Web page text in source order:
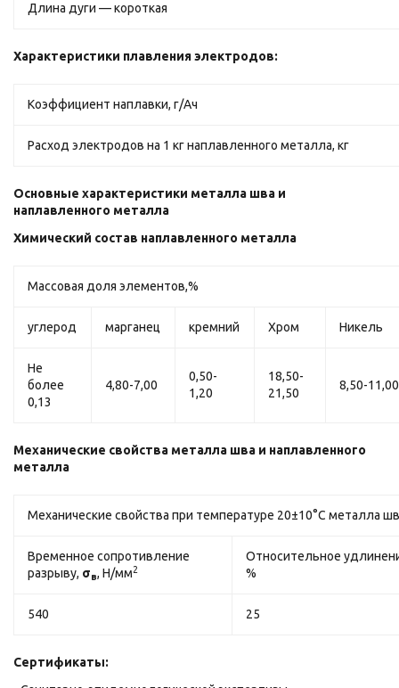
Длина дуги — короткая
Характеристики плавления электродов:
Коэффициент наплавки, г/Ач
Расход электродов на 1 кг наплавленного металла, кг
Основные характеристики металла шва и
наплавленного металла
Химический состав наплавленного металла
Массовая доля элементов,%
углерод марганец кремний Хром Никель
Не
более
0,13
4,80-7,00
0,50-
1,20
18,50-
21,50
8,50-11,00
Механические свойства металла шва и наплавленного
металла
Механические свойства при температуре 20±10°С металла
Временное сопротивление
разрыву, σв, Н/мм2
Относительное
%
540 25
Сертификаты: